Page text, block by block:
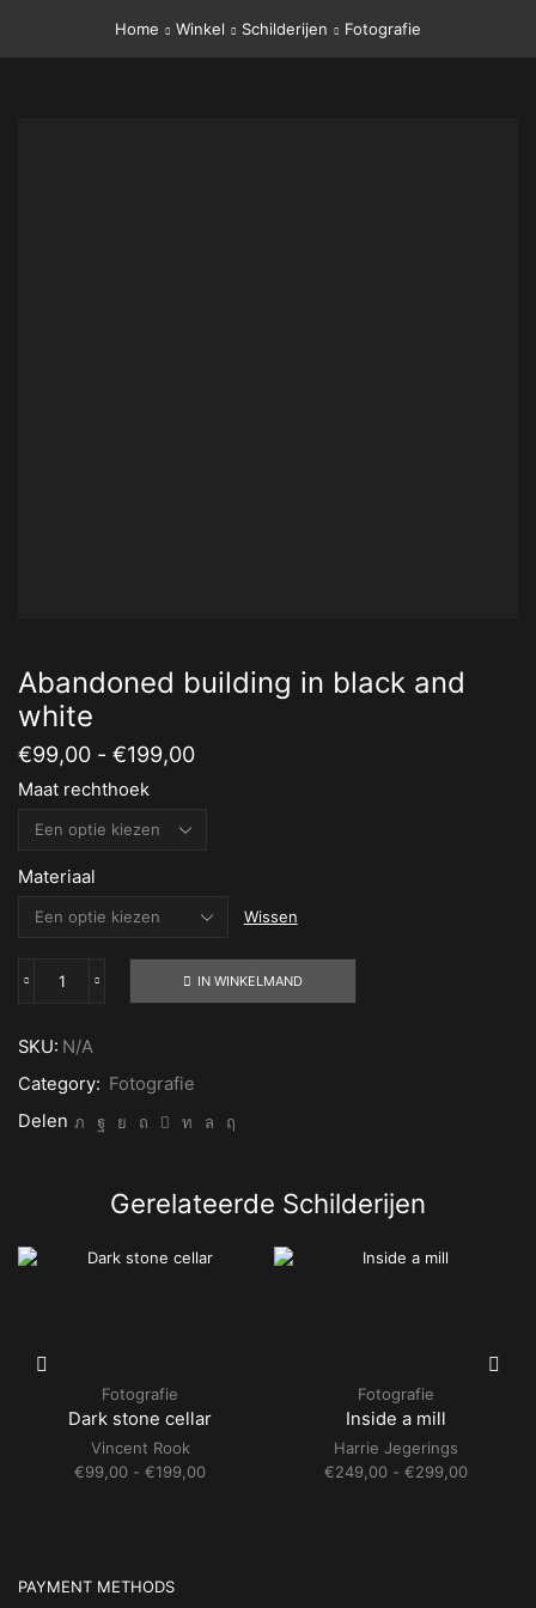
Home Winkel Schilderijen Fotografie
Abandoned building in black and
white
€99,00 - €199,00Prijsklasse:
Maat rechthoek
Materiaal
Wissen
Abandoned
black
and
white
aantal
IN WINKELMAND
SKU: N/A
Category: Fotografie
Delen
Gerelateerde Schilderijen
Fotografie
Dark stone cellar
Vincent Rook
€99,00 - €199,00Prijsklasse:
Fotografie
Inside a mill
Harrie Jegerings
€249,00 - €299,00
PAYMENT METHODS